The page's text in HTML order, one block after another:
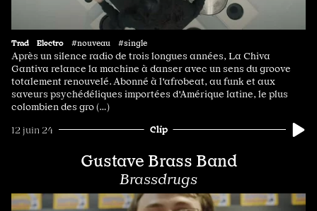
Trad Electro #nouveau #single
Après un silence radio de trois longues années, La Chiva
Gantiva relance la machine à danser avec un sens du groove
totalement renouvelé. Abonné à l'afrobeat, au funk et aux
saveurs psychédéliques importées d'Amérique latine, le plus
colombien des gro (…)
12 juin 24 Clip
Gustave Brass Band
Brassdrugs